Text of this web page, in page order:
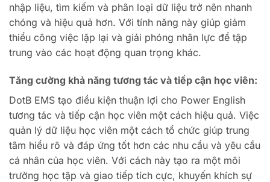
nhập liệu, tìm kiếm và phân loại dữ liệu trở nên nhanh
chóng và hiệu quả hơn. Với tính năng này giúp giảm
thiểu công việc lặp lại và giải phóng nhân lực để tập
trung vào các hoạt động quan trọng khác.
Tăng cường khả năng tương tác và tiếp cận học viên:
DotB EMS tạo điều kiện thuận lợi cho Power English
tương tác và tiếp cận học viên một cách hiệu quả. Việc
quản lý dữ liệu học viên một cách tổ chức giúp trung
tâm hiểu rõ và đáp ứng tốt hơn các nhu cầu và yêu cầu
cá nhân của học viên. Với cách này tạo ra một môi
trường học tập và giao tiếp tích cực, khuyến khích sự